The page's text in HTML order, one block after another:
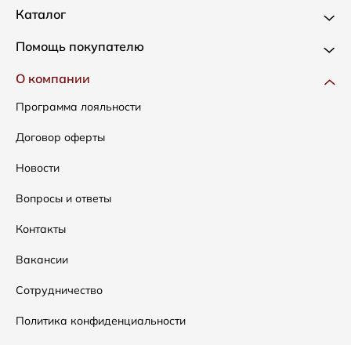
Каталог
Новинки
Одежда
Сумки
Аксессуары
Распродажа
Подарочные сертификаты
Помощь покупателю
Доставка и оплата
Как оформить заказ
Условия возвратов
Таблица размеров
Уход за одеждой
О компании
Программа лояльности
Договор оферты
Новости
Вопросы и ответы
Контакты
Вакансии
Сотрудничество
Политика конфиденциальности